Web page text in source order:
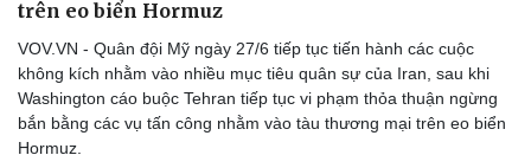
trên eo biển Hormuz
VOV.VN - Quân đội Mỹ ngày 27/6 tiếp tục tiến hành các cuộc
không kích nhằm vào nhiều mục tiêu quân sự của Iran, sau khi
Washington cáo buộc Tehran tiếp tục vi phạm thỏa thuận ngừng
bắn bằng các vụ tấn công nhằm vào tàu thương mại trên eo biển
Hormuz.